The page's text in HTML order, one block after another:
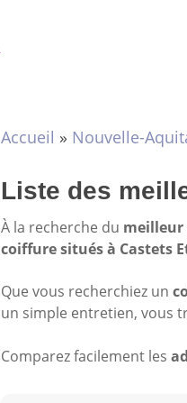
Accueil » Nouvelle-
Liste des
À la recherche du meilleur
coiffure situés à Castets
Que vous recherchiez un
un simple entretien, vous
Comparez facilement les